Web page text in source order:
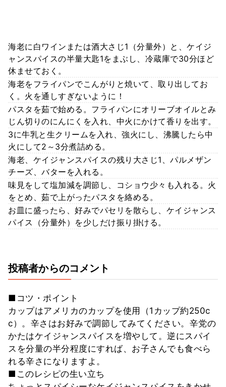
海老に白ワインまたは酒大さじ1（分量外）と、ケイジ
ャンスパイスの半量大匙1をまぶし、冷蔵庫で30分ほど
休ませておく。
海老をフライパンでこんがりと焼いて、取り出してお
く。火を通しすぎないように！
パスタを茹で始める。フライパンにオリーブオイルとみ
じん切りのにんにくを入れ、中火にかけて香りを出す。
3に牛乳と生クリームを入れ、強火にし、沸騰したら中
火にして2～3分煮詰める。
海老、ケイジャンスパイスの残り大さじ1、パルメザン
チーズ、バターを入れる。
味見をして塩加減を調節し、コショウ少々も入れる。火
をとめ、茹で上がったパスタを絡める。
お皿に盛ったら、好みでパセリを散らし、ケイジャンス
パイス（分量外）を少しだけ振り掛ける。
投稿者からのコメント
■コツ・ポイント
カップはアメリカのカップを使用（1カップ約250c
c）。辛さはお好みで調節してみてください。辛党の
かたはケイジャンスパイスを増やして。逆にスパイ
スを分量の半分程度にすれば、お子さんでも食べら
れる辛さになりますよ。
■このレシピの生い立ち